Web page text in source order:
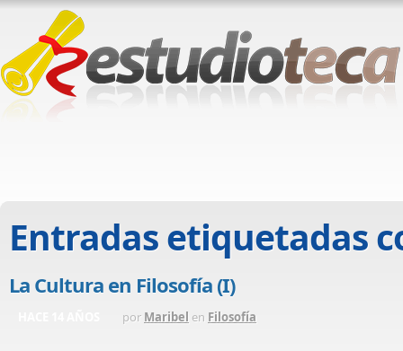
Entradas etiquetadas
La Cultura en Filosofía (I)
por Maribel en Filosofía